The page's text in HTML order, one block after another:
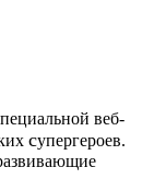
веб-
cупергероев.